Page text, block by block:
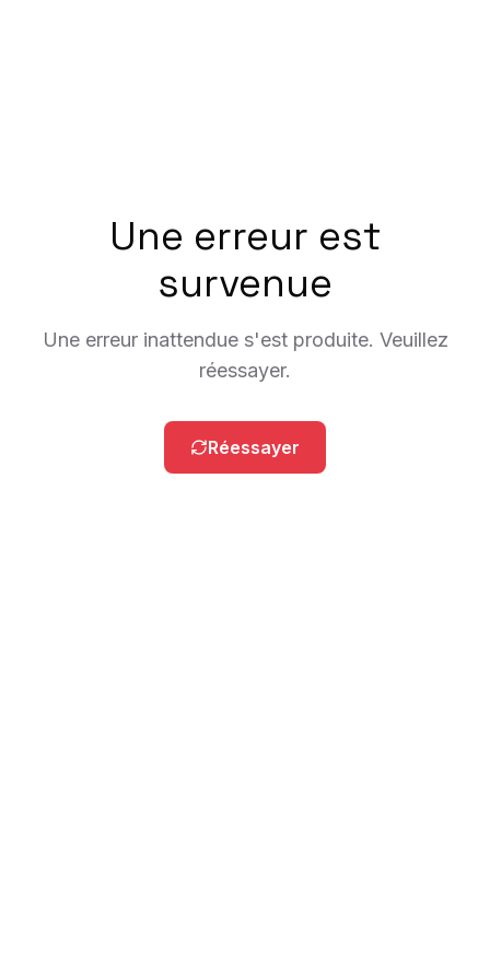
Une erreur est
survenue
Une erreur inattendue s'est produite. Veuillez
réessayer.
Réessayer